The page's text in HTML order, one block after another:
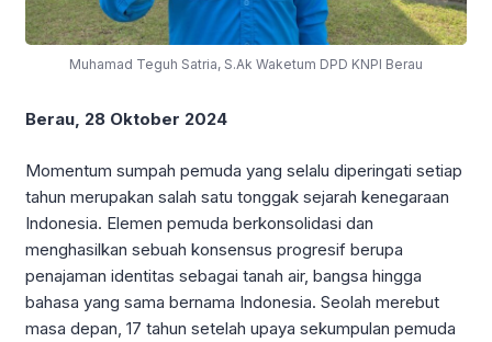
Muhamad Teguh Satria, S.Ak Waketum DPD KNPI Berau
Berau, 28 Oktober 2024
Momentum sumpah pemuda yang selalu diperingati setiap
tahun merupakan salah satu tonggak sejarah kenegaraan
Indonesia. Elemen pemuda berkonsolidasi dan
menghasilkan sebuah konsensus progresif berupa
penajaman identitas sebagai tanah air, bangsa hingga
bahasa yang sama bernama Indonesia. Seolah merebut
masa depan, 17 tahun setelah upaya sekumpulan pemuda